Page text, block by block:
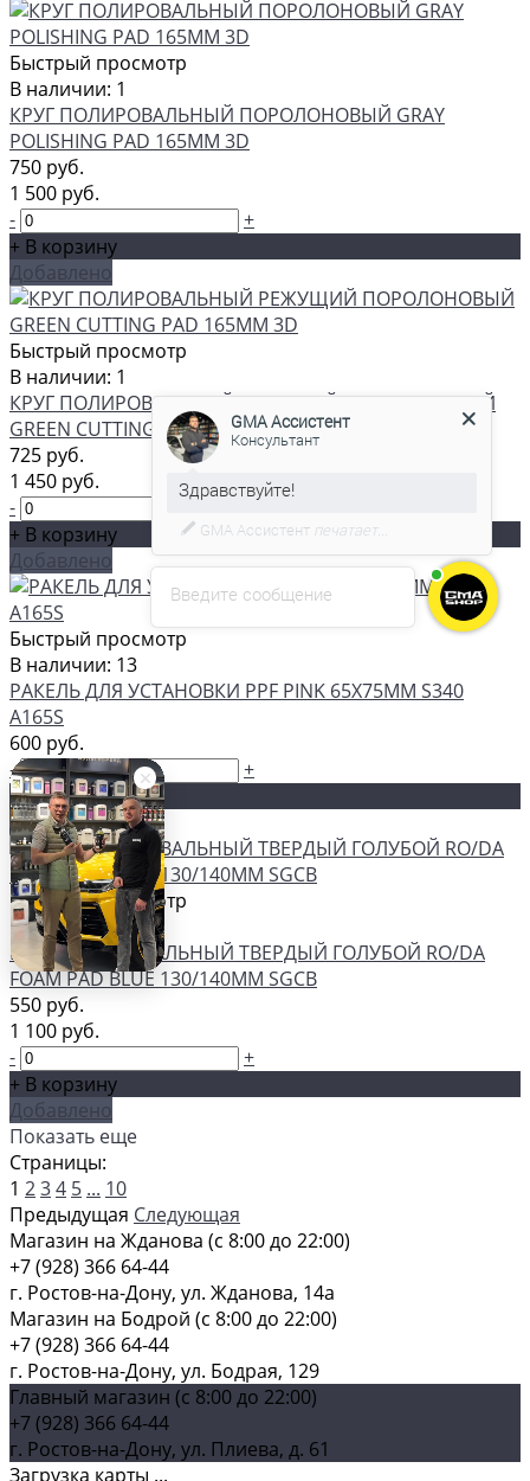
Быстрый просмотр
В наличии: 1
КРУГ ПОЛИРОВАЛЬНЫЙ ПОРОЛОНОВЫЙ GRAY
POLISHING PAD 165ММ 3D
750 руб.
1 500 руб.
-
+
+ В корзину
Добавлено
Быстрый просмотр
В наличии: 1
КРУГ ПОЛИРОВАЛЬНЫЙ РЕЖУЩИЙ ПОРОЛОНОВЫЙ
GREEN CUTTING PAD 165ММ 3D
725 руб.
1 450 руб.
-
+ В корзину
Добавлено
Быстрый просмотр
В наличии: 13
РАКЕЛЬ ДЛЯ УСТАНОВКИ PPF PINK 65Х75ММ S340
A165S
600 руб.
-
+
+ В корзину
Добавлено
Быстрый просмотр
В наличии: 59
КРУГ ПОЛИРОВАЛЬНЫЙ ТВЕРДЫЙ ГОЛУБОЙ RO/DA
FOAM PAD BLUE 130/140ММ SGCB
550 руб.
1 100 руб.
-
+
+ В корзину
Добавлено
Показать еще
Страницы:
1 234 5 ... 10
Предыдущая Следующая
Магазин на Жданова (c 8:00 до 22:00)
+7 (928) 366 64-44
г. Ростов-на-Дону, ул. Жданова, 14а
Магазин на Бодрой (c 8:00 до 22:00)
+7 (928) 366 64-44
г. Ростов-на-Дону, ул. Бодрая, 129
Главный магазин (c 8:00 до 22:00)
+7 (928) 366 64-44
г. Ростов-на-Дону, ул. Плиева, д. 61
Загрузка карты ...
Введите сообщение
Консультант
С удовольствием помогу вам в
выборе товара.